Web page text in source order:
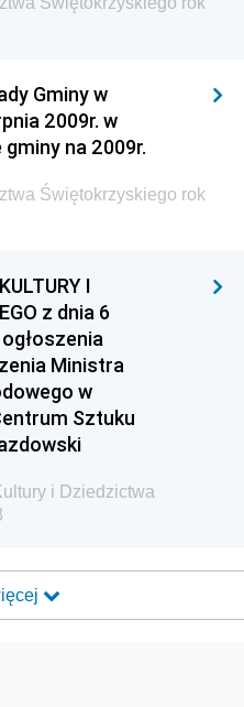
Gminy w
2009r. w
na 2009r.
Świętokrzyskiego rok
I
z dnia 6
Ministra
w
Sztuku
i Dziedzictwa